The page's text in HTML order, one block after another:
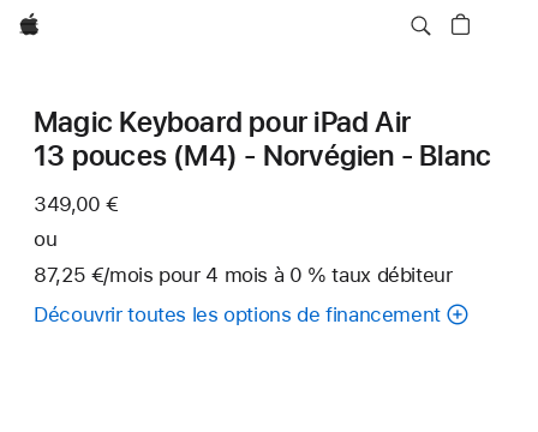
Apple
Magic Keyboard pour iPad Air
13 pouces (M4) - Norvégien - Blanc
349,00 €
ou
87,25 €/mois par mois
pour 4 mois à 0 % taux débiteur
Découvrir toutes les options de financement